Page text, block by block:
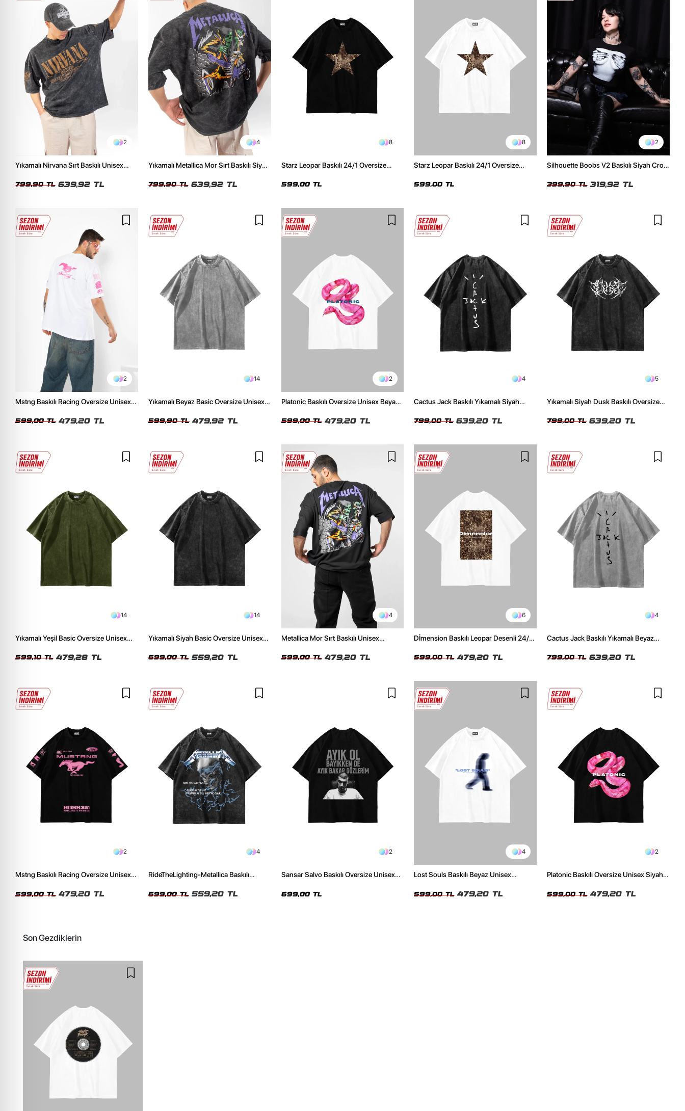
2
Yıkamalı Nirvana Sırt Baskılı Unisex
799,90 TL 639,92 TL
4
Yıkamalı Metallica Mor Sırt Baskılı Siyah
799,90 TL 639,92 TL
8
Starz Leopar Baskılı 24/1 Oversize
599,00 TL
8
Starz Leopar Baskılı 24/1 Oversize
599,00 TL
2
Silhouette Boobs V2 Baskılı Siyah Crop
399,90 TL 319,92 TL
2
Mstng Baskılı Racing Oversize Unisex
599,00 TL 479,20 TL
14
Yıkamalı Beyaz Basic Oversize Unisex
599,90 TL 479,92 TL
2
Platonic Baskılı Oversize Unisex Beyaz
599,00 TL 479,20 TL
4
Cactus Jack Baskılı Yıkamalı Siyah
799,00 TL 639,20 TL
5
Yıkamalı Siyah Dusk Baskılı Oversize
799,00 TL 639,20 TL
14
Yıkamalı Yeşil Basic Oversize Unisex
599,10 TL 479,28 TL
14
Yıkamalı Siyah Basic Oversize Unisex
699,00 TL 559,20 TL
4
Metallica Mor Sırt Baskılı Unisex
599,00 TL 479,20 TL
6
Dİmension Baskılı Leopar Desenli 24/1
599,00 TL 479,20 TL
4
Cactus Jack Baskılı Yıkamalı Beyaz
799,00 TL 639,20 TL
2
Mstng Baskılı Racing Oversize Unisex
599,00 TL 479,20 TL
4
RideTheLighting-Metallica Baskılı
699,00 TL 559,20 TL
2
Sansar Salvo Baskılı Oversize Unisex
699,00 TL
4
Lost Souls Baskılı Beyaz Unisex
599,00 TL 479,20 TL
2
Platonic Baskılı Oversize Unisex Siyah
599,00 TL 479,20 TL
Son Gezdiklerin